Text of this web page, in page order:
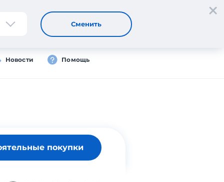
Регистрация Вход
Новости Помощь
Сменить
покупки